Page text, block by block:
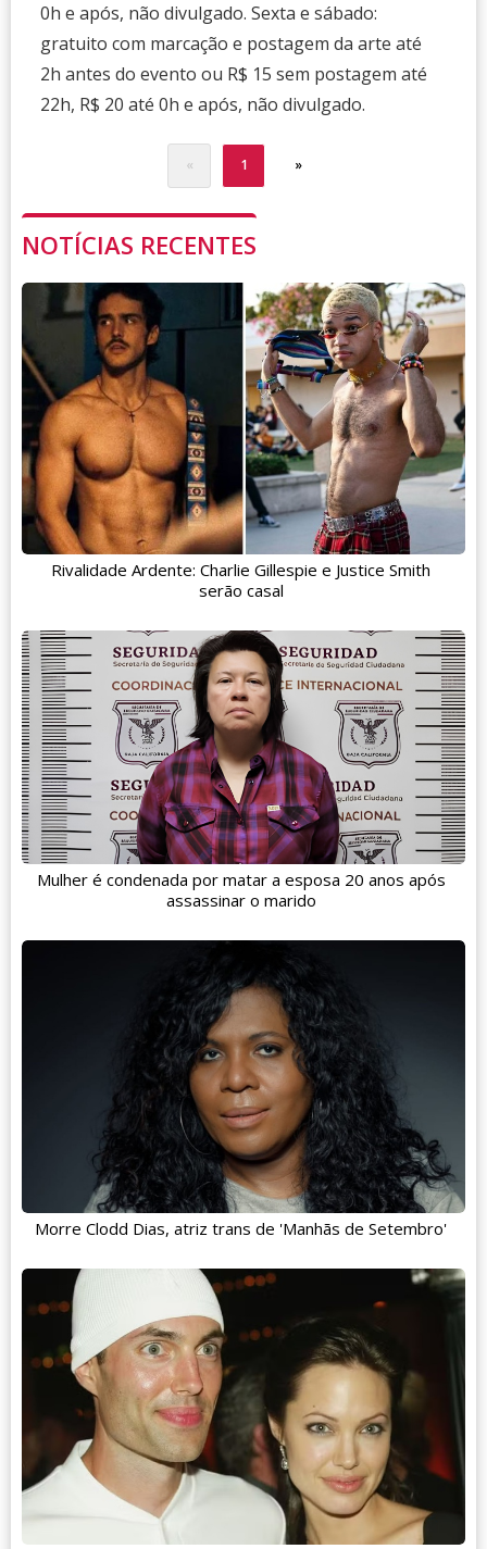
0h e após, não divulgado. Sexta e sábado:
gratuito com marcação e postagem da arte até
2h antes do evento ou R$ 15 sem postagem até
22h, R$ 20 até 0h e após, não divulgado.
« 1 »
NOTÍCIAS RECENTES
Rivalidade Ardente: Charlie Gillespie e Justice Smith
serão casal
Mulher é condenada por matar a esposa 20 anos após
assassinar o marido
Morre Clodd Dias, atriz trans de 'Manhãs de Setembro'